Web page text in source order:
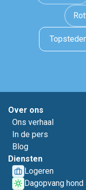
Over ons
Ons verhaal
In de pers
Blog
Diensten
Logeren
Dagopvang hond